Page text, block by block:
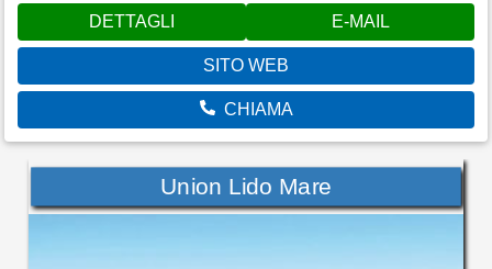
DETTAGLI E-MAIL
SITO WEB
CHIAMA
Union Lido Mare